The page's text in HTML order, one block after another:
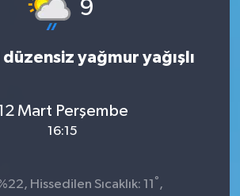
9
yağmur yağışlı
Mart Perşembe
16:15
Hissedilen Sıcaklık: 11 ° ,